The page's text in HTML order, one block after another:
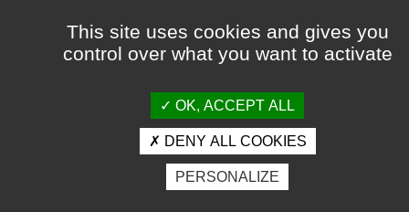
Crédits et mentions légales
Espace presse
Photothèque
This site uses cookies and gives you
control over what you want to activate
OK, ACCEPT ALL
DENY ALL COOKIES
PERSONALIZE